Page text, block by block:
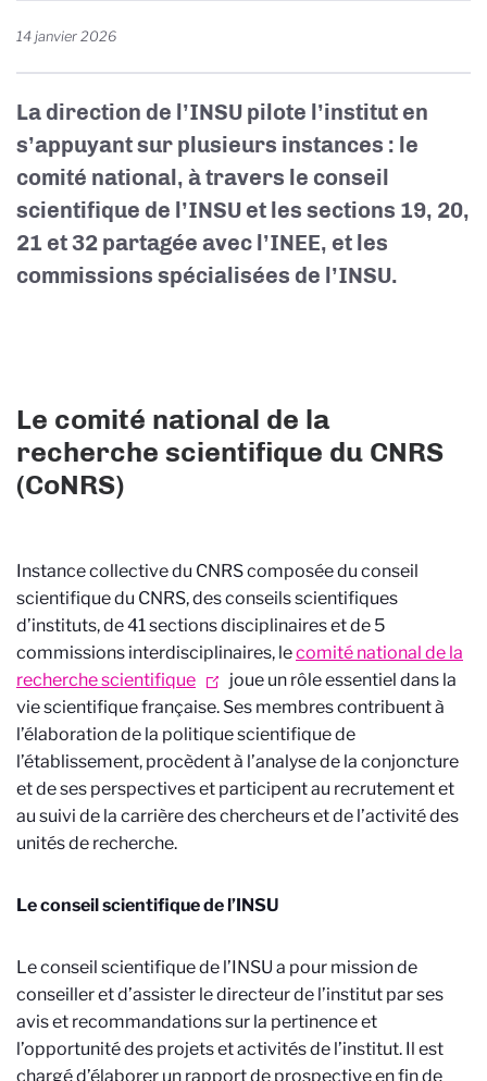
14 janvier 2026
La direction de l’INSU pilote l’institut en
s’appuyant sur plusieurs instances : le
comité national, à travers le conseil
scientifique de l’INSU et les sections 19, 20,
21 et 32 partagée avec l’INEE, et les
commissions spécialisées de l’INSU.
Le comité national de la
recherche scientifique du CNRS
(CoNRS)
Instance collective du CNRS composée du conseil
scientifique du CNRS, des conseils scientifiques
d’instituts, de 41 sections disciplinaires et de 5
commissions interdisciplinaires, lecomité national de la
recherche scientifique
joue un rôle essentiel dans la
vie scientifique française. Ses membres contribuent à
l’élaboration de la politique scientifique de
l’établissement, procèdent à l’analyse de la conjoncture
et de ses perspectives et participent au recrutement et
au suivi de la carrière des chercheurs et de l’activité des
unités de recherche.
Le conseil scientifique de l’INSU
Le conseil scientifique de l’INSU a pour mission de
conseiller et d’assister le directeur de l’institut par ses
avis et recommandations sur la pertinence et
l’opportunité des projets et activités de l’institut. Il est
chargé d’élaborer un rapport de prospective en fin de